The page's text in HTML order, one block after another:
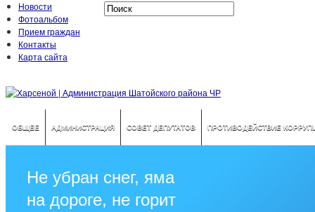
Новости
Фотоальбом
Прием граждан
Контакты
Карта сайта
ОБЩЕЕ АДМИНИСТРАЦИЯ СОВЕТ ДЕПУТАТОВ ПРОТИВОДЕЙСТВИЕ
Не убран снег, яма
на дороге, не горит